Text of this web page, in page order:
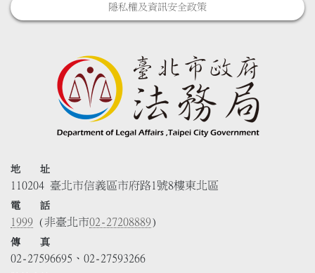
隱私權及資訊安全政策
地 址
110204 臺北市信義區市府路1號8樓東北區
電 話
1999 (非臺北市02-27208889)
傳 真
02-27596695、02-27593266